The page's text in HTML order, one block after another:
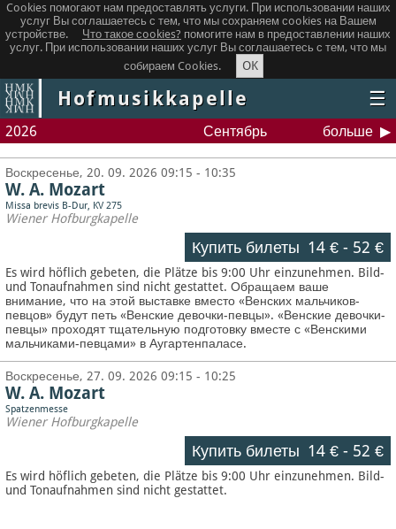
Cookies помогают нам предоставлять услуги. При использовании наших
услуг Вы соглашаетесь с тем, что мы сохраняем сookies на Вашем
устройстве.
Что такое сookies? помогите нам в предоставлении наших
услуг. При использовании наших услуг Вы соглашаетесь с тем, что мы
собираем Cookies.
OK
Hofmusikkapelle ☰
2026 Сентябрь больше
Воскресенье, 20. 09. 2026 09:15 - 10:35
W. A. Mozart
Missa brevis B-Dur, KV 275
Wiener Hofburgkapelle
Купить билеты 14 €- 52 €
Es wird höflich gebeten, die Plätze bis 9:00 Uhr einzunehmen. Bild-
und Tonaufnahmen sind nicht gestattet.Обращаем ваше
внимание, что на этой выставке вместо «Венских мальчиков-
певцов» будут петь «Венские девочки-певцы». «Венские девочки-
певцы» проходят тщательную подготовку вместе с «Венскими
мальчиками-певцами» в Аугартенпаласе.
Воскресенье, 27. 09. 2026 09:15 - 10:25
W. A. Mozart
Spatzenmesse
Wiener Hofburgkapelle
Купить билеты 14 €- 52 €
Es wird höflich gebeten, die Plätze bis 9:00 Uhr einzunehmen. Bild-
und Tonaufnahmen sind nicht gestattet.